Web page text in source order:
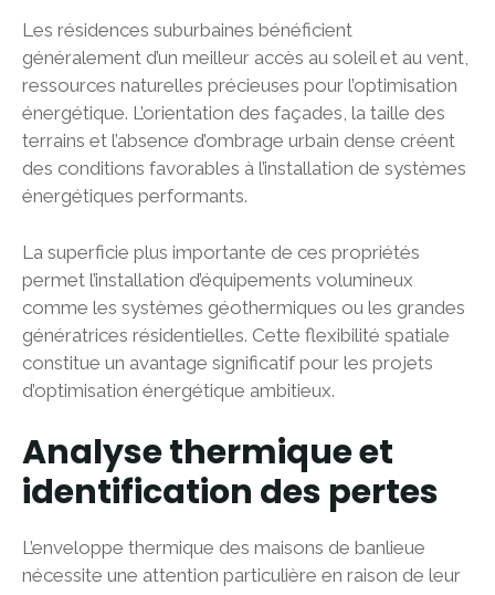
Les résidences suburbaines bénéficient
généralement d’un meilleur accès au soleil et au vent,
ressources naturelles précieuses pour l’optimisation
énergétique. L’orientation des façades, la taille des
terrains et l’absence d’ombrage urbain dense créent
des conditions favorables à l’installation de systèmes
énergétiques performants.
La superficie plus importante de ces propriétés
permet l’installation d’équipements volumineux
comme les systèmes géothermiques ou les grandes
génératrices résidentielles. Cette flexibilité spatiale
constitue un avantage significatif pour les projets
d’optimisation énergétique ambitieux.
Analyse thermique et
identification des pertes
L’enveloppe thermique des maisons de banlieue
nécessite une attention particulière en raison de leur